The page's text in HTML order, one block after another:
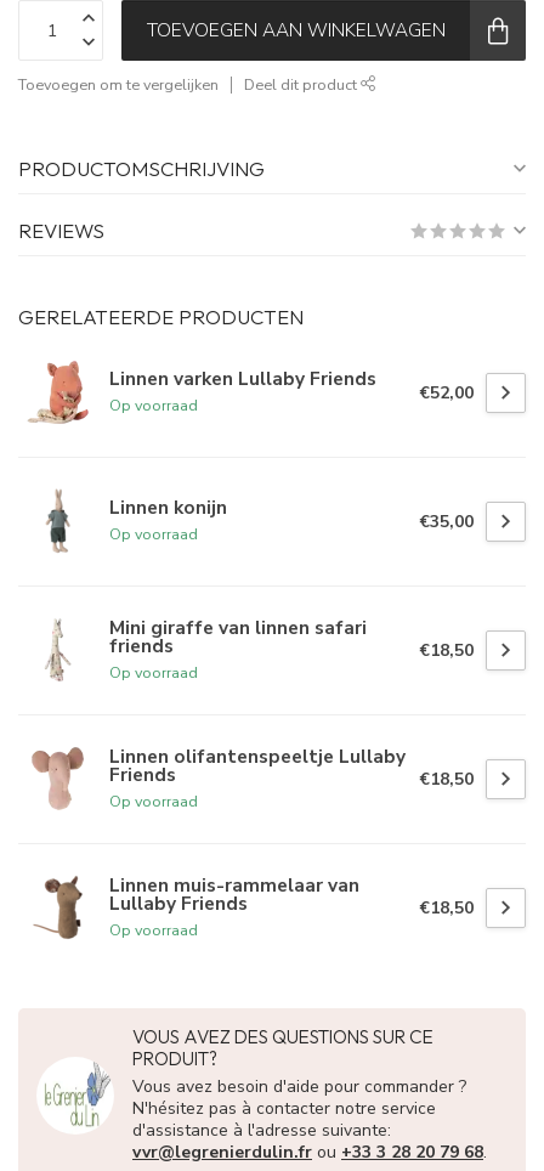
TOEVOEGEN AAN WINKELWAGEN
Toevoegen om te vergelijken Deel dit product
PRODUCTOMSCHRIJVING
REVIEWS
GERELATEERDE PRODUCTEN
Linnen varken Lullaby Friends
Op voorraad
€52,00
Linnen konijn
Op voorraad
€35,00
Mini giraffe van linnen safari
friends
Op voorraad
€18,50
Linnen olifantenspeeltje Lullaby
Friends
Op voorraad
€18,50
Linnen muis-rammelaar van
Lullaby Friends
Op voorraad
€18,50
VOUS AVEZ DES QUESTIONS SUR CE
PRODUIT?
Vous avez besoin d'aide pour commander ?
N'hésitez pas à contacter notre service
d'assistance à l'adresse suivante:
vvr@legrenierdulin.fr ou +33 3 28 20 79 68.